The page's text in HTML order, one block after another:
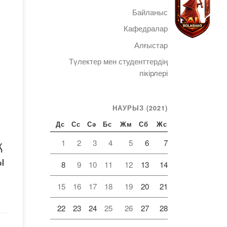
Байланыс
Кафедралар
Алғыстар
Түлектер мен студенттердің
пікірлері
НАУРЫЗ (2021)
Дс Сс Сә Бс Жм Сб Жс
1 2 3 4 5 6 7
8 9 10 11 12 13 14
15 16 17 18 19 20 21
22 23 24 25 26 27 28
Telegram